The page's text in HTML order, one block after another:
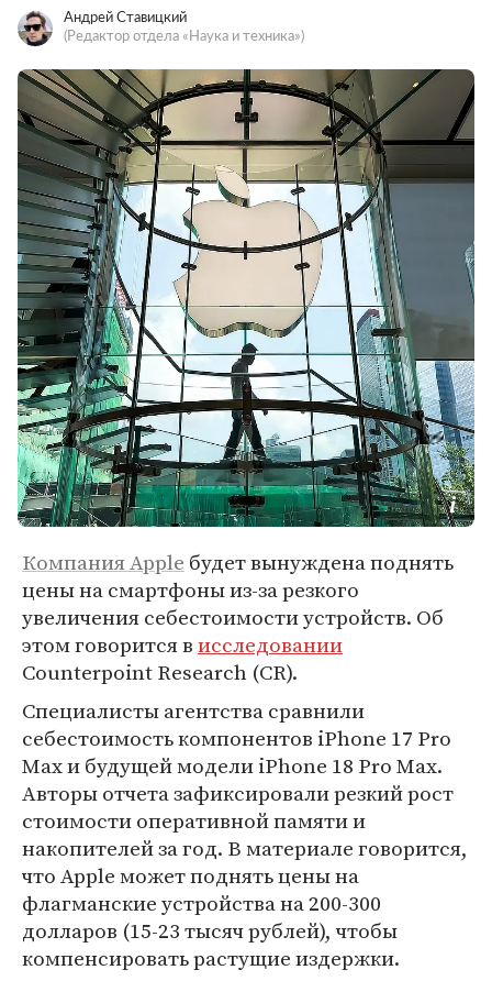
Андрей Ставицкий
(Редактор отдела «Наука и техника»)
Компания Apple будет вынуждена поднять
цены на смартфоны из-за резкого
увеличения себестоимости устройств. Об
этом говорится висследовании
Counterpoint Research (CR).
Специалисты агентства сравнили
себестоимость компонентов iPhone 17 Pro
Max и будущей модели iPhone 18 Pro Max.
Авторы отчета зафиксировали резкий рост
стоимости оперативной памяти и
накопителей за год. В материале говорится,
что Apple может поднять цены на
флагманские устройства на 200-300
долларов (15-23 тысяч рублей), чтобы
компенсировать растущие издержки.